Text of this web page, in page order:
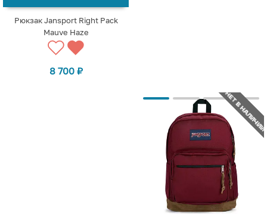
Рюкзак Jansport Right Pack
Mauve Haze
8 700 ₽
НЕТ В НАЛИЧИИ